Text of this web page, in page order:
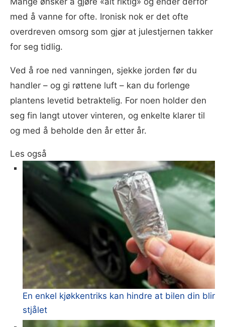
med å vanne for ofte. Ironisk nok er det ofte
overdreven omsorg som gjør at julestjernen takker
for seg tidlig.
Ved å roe ned vanningen, sjekke jorden før du
handler – og gi røttene luft – kan du forlenge
plantens levetid betraktelig. For noen holder den
seg fin langt utover vinteren, og enkelte klarer til
og med å beholde den år etter år.
Les også
En enkel kjøkkentriks kan hindre at bilen din blir
stjålet